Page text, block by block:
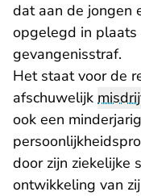
dat aan de jongen
opgelegd in plaats
gevangenisstraf.
Het staat voor de
afschuwelijk
ook een
door zijn ziekelijke
ontwikkeling van